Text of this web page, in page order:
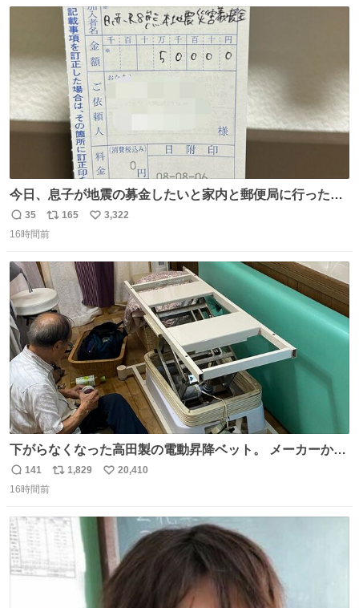
動物公園にて 残念ながら個体の識別は出来ません
数
今日、息子が地震の募金したいと家内と郵便局に行ったみ
たいです。おもちゃとか買う選択肢もあったと思うけど、
自分で貯めてた2万円を役に立てて欲しい、みんなも元気
かできたらなぁと思いました。
返
信
35
リ
ポ
ト
数
165
い
数
3,322
16時間前
下がらなくなった高田製の電動昇降ベット。 メーカーから
は、完全に見放されたんですが、 見事に85歳の父が治しま
した。 うちの父は、トヨタカローラのボディをオート生産
の配線をハンダで修理している横で、
返
信
141
リ
ト
1,829
い
20,410
16時間前